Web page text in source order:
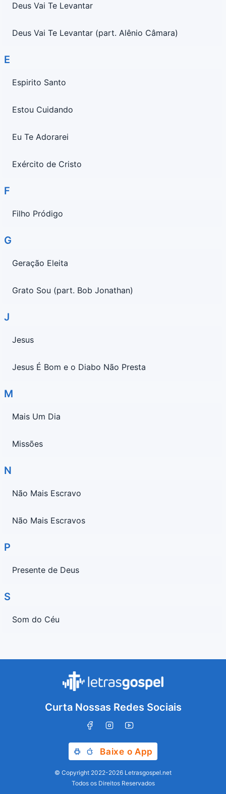
Deus Vai Te Levantar
Deus Vai Te Levantar (part. Alênio Câmara)
E
Espirito Santo
Estou Cuidando
Eu Te Adorarei
Exército de Cristo
F
Filho Pródigo
G
Geração Eleita
Grato Sou (part. Bob Jonathan)
J
Jesus
Jesus É Bom e o Diabo Não Presta
M
Mais Um Dia
Missões
N
Não Mais Escravo
Não Mais Escravos
P
Presente de Deus
S
Som do Céu
Curta Nossas Redes Sociais
Baixe o App
© Copyright 2022-2026 Letrasgospel.net
Todos os Direitos Reservados